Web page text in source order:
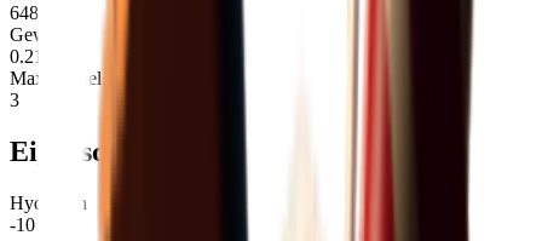
648
Gewicht
0.21
Max. Stapel
3
Eigenschaften
Hydration
-10